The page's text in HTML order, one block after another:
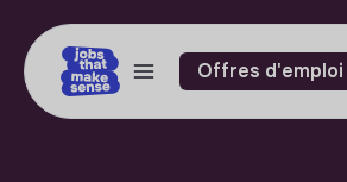
Offres d'emploi